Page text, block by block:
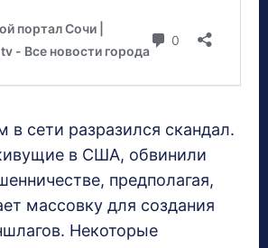
в сети разразился скандал.
в США, обвинили
предполагая,
массовку для создания
Некоторые